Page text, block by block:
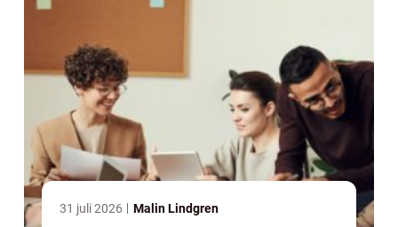
31 juli 2026 Malin Lindgren